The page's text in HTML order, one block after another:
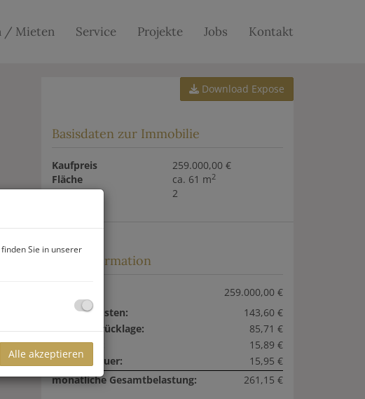
/ Mieten Service Projekte Jobs Kontakt
Download Expose
Basisdaten zur Immobilie
Kaufpreis
259.000,00 €
Fläche
ca. 61 m2
Zimmer 2
Preisinformation
259.000,00 €
Betriebskosten:
143,60 €
Reparaturrücklage:
85,71 €
Liftkosten:
15,89 €
Umsatzsteuer:
15,95 €
monatliche Gesamtbelastung:
261,15 €
Sie in unserer
Alle akzeptieren